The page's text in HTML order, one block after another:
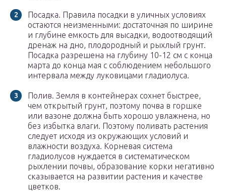
Посадка. Правила посадки в уличных условиях
остаются неизменными: достаточная по ширине
и глубине емкость для высадки, водоотводящий
дренаж на дно, плодородный и рыхлый грунт.
Посадка разрешена на глубину 10-12 см с конца
марта до конца мая с соблюдением небольшого
интервала между луковицами гладиолуса.
Полив. Земля в контейнерах сохнет быстрее,
чем открытый грунт, поэтому почва в горшке
или вазоне должна быть хорошо увлажнена, но
без избытка влаги. Поэтому поливать растения
следует исходя из окружающих условий и
влажности воздуха. Корневая система
гладиолусов нуждается в систематическом
рыхлении почвы, образование корки негативно
сказывается на развитии растения и качестве
цветков.